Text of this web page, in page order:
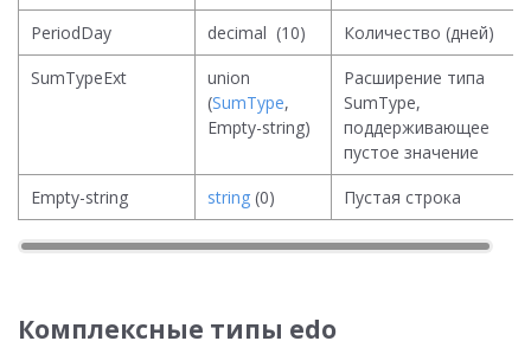
PeriodDay
decimal (10)
Количество (дней)
SumTypeExt
union
(SumType,
Empty-string)
Расширение типа
SumType,
поддерживающее
пустое значение
Empty-string
string (0) Пустая строка
Комплексные типы edo